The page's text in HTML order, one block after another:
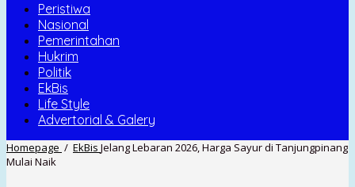
Peristiwa
Nasional
Pemerintahan
Hukrim
Politik
EkBis
Life Style
Advertorial & Galery
Homepage / EkBis Jelang Lebaran 2026, Harga Sayur di Tanjungpinang
Mulai Naik